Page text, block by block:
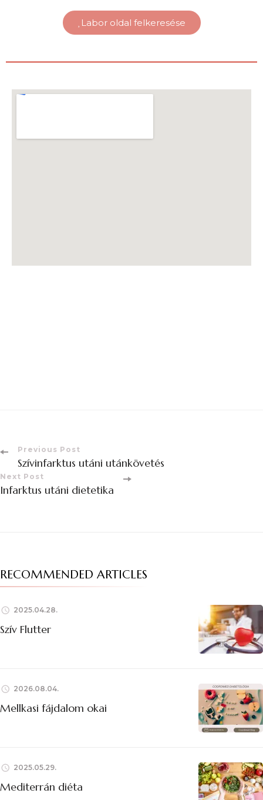
Labor oldal felkeresése
Previous Post
Szívinfarktus utáni utánkövetés
Next Post
Infarktus utáni dietetika
RECOMMENDED ARTICLES
2025.04.28.
Szív Flutter
2026.08.04.
Mellkasi fájdalom okai
2025.05.29.
Mediterrán diéta